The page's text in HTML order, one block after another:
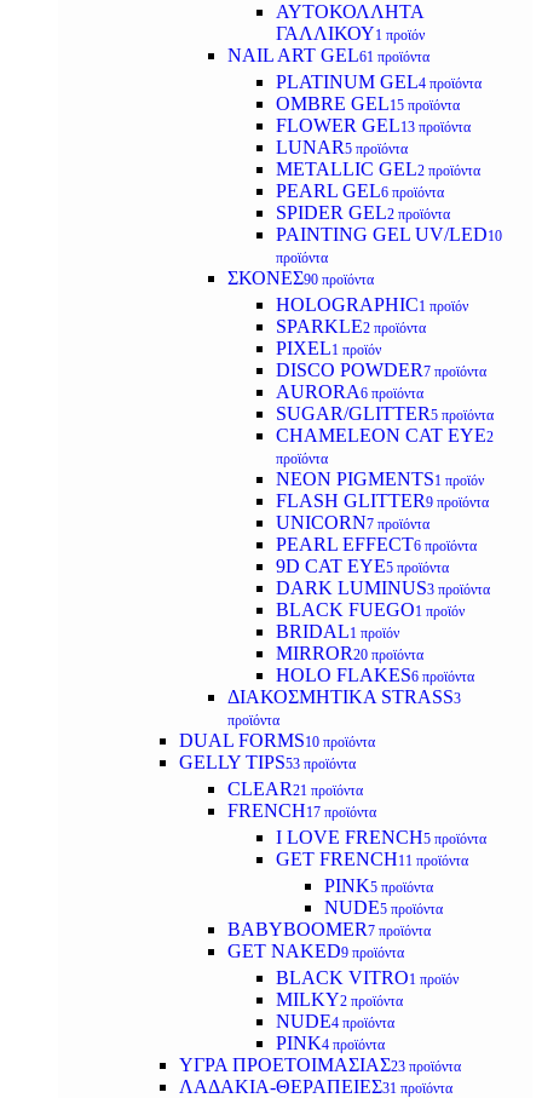
ΑΥΤΟΚΟΛΛΗΤΑ
ΓΑΛΛΙΚΟΥ1 προϊόν
NAIL ART GEL61 προϊόντα
PLATINUM GEL4 προϊόντα
OMBRE GEL15 προϊόντα
FLOWER GEL13 προϊόντα
LUNAR5 προϊόντα
METALLIC GEL2 προϊόντα
PEARL GEL6 προϊόντα
SPIDER GEL2 προϊόντα
PAINTING GEL UV/LED10
προϊόντα
ΣΚΟΝΕΣ90 προϊόντα
HOLOGRAPHIC1 προϊόν
SPARKLE2 προϊόντα
PIXEL1 προϊόν
DISCO POWDER7 προϊόντα
AURORA6 προϊόντα
SUGAR/GLITTER5 προϊόντα
CHAMELEON CAT EYE2
προϊόντα
NEON PIGMENTS1 προϊόν
FLASH GLITTER9 προϊόντα
UNICORN7 προϊόντα
PEARL EFFECT6 προϊόντα
9D CAT EYE5 προϊόντα
DARK LUMINUS3 προϊόντα
BLACK FUEGO1 προϊόν
BRIDAL1 προϊόν
MIRROR20 προϊόντα
HOLO FLAKES6 προϊόντα
ΔΙΑΚΟΣΜΗΤΙΚΑ STRASS3
προϊόντα
DUAL FORMS10 προϊόντα
GELLY TIPS53 προϊόντα
CLEAR21 προϊόντα
FRENCH17 προϊόντα
I LOVE FRENCH5 προϊόντα
GET FRENCH11 προϊόντα
PINK5 προϊόντα
NUDE5 προϊόντα
BABYBOOMER7 προϊόντα
GET NAKED9 προϊόντα
BLACK VITRO1 προϊόν
MILKY2 προϊόντα
NUDE4 προϊόντα
PINK4 προϊόντα
ΥΓΡΑ ΠΡΟΕΤΟΙΜΑΣΙΑΣ23 προϊόντα
ΛΑΔΑΚΙΑ-ΘΕΡΑΠΕΙΕΣ31 προϊόντα